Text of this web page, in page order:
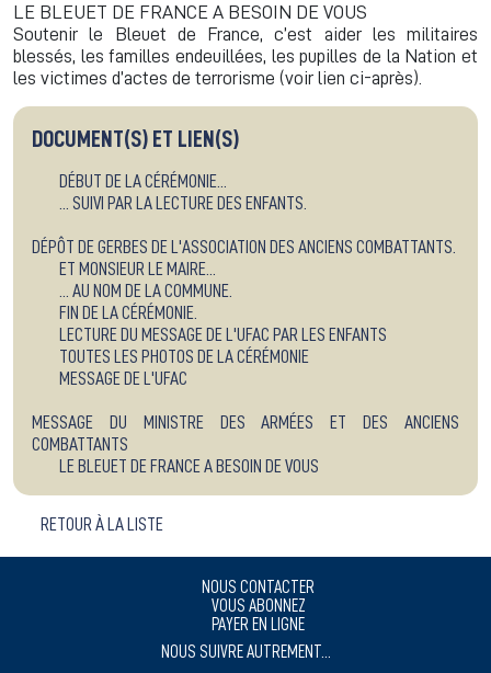
LE BLEUET DE FRANCE A BESOIN DE VOUS
Soutenir le Bleuet de France, c’est aider les militaires
blessés, les familles endeuillées, les pupilles de la Nation et
les victimes d’actes de terrorisme (voir lien ci-après).
DOCUMENT(S) ET LIEN(S)
DÉBUT DE LA CÉRÉMONIE...
... SUIVI PAR LA LECTURE DES ENFANTS.
DÉPÔT DE GERBES DE L'ASSOCIATION DES ANCIENS COMBATTANTS.
ET MONSIEUR LE MAIRE...
... AU NOM DE LA COMMUNE.
FIN DE LA CÉRÉMONIE.
LECTURE DU MESSAGE DE L'UFAC PAR LES ENFANTS
TOUTES LES PHOTOS DE LA CÉRÉMONIE
MESSAGE DE L'UFAC
MESSAGE DU MINISTRE DES ARMÉES ET DES ANCIENS
COMBATTANTS
LE BLEUET DE FRANCE A BESOIN DE VOUS
RETOUR À LA LISTE
NOUS CONTACTER
VOUS ABONNEZ
PAYER EN LIGNE
NOUS SUIVRE AUTREMENT...